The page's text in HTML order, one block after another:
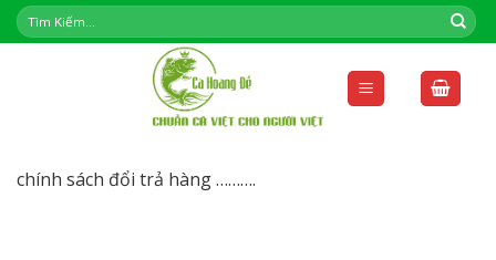
Skip
to
chính sách đổi trả hàng ……….